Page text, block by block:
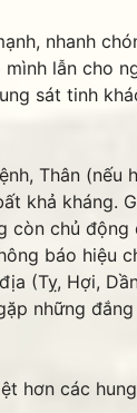
nhanh
lẫn cho
sát tinh
Thân (nếu
khả kháng.
còn chủ động
báo hiệu
(Tỵ, Hợi,
những
hơn các